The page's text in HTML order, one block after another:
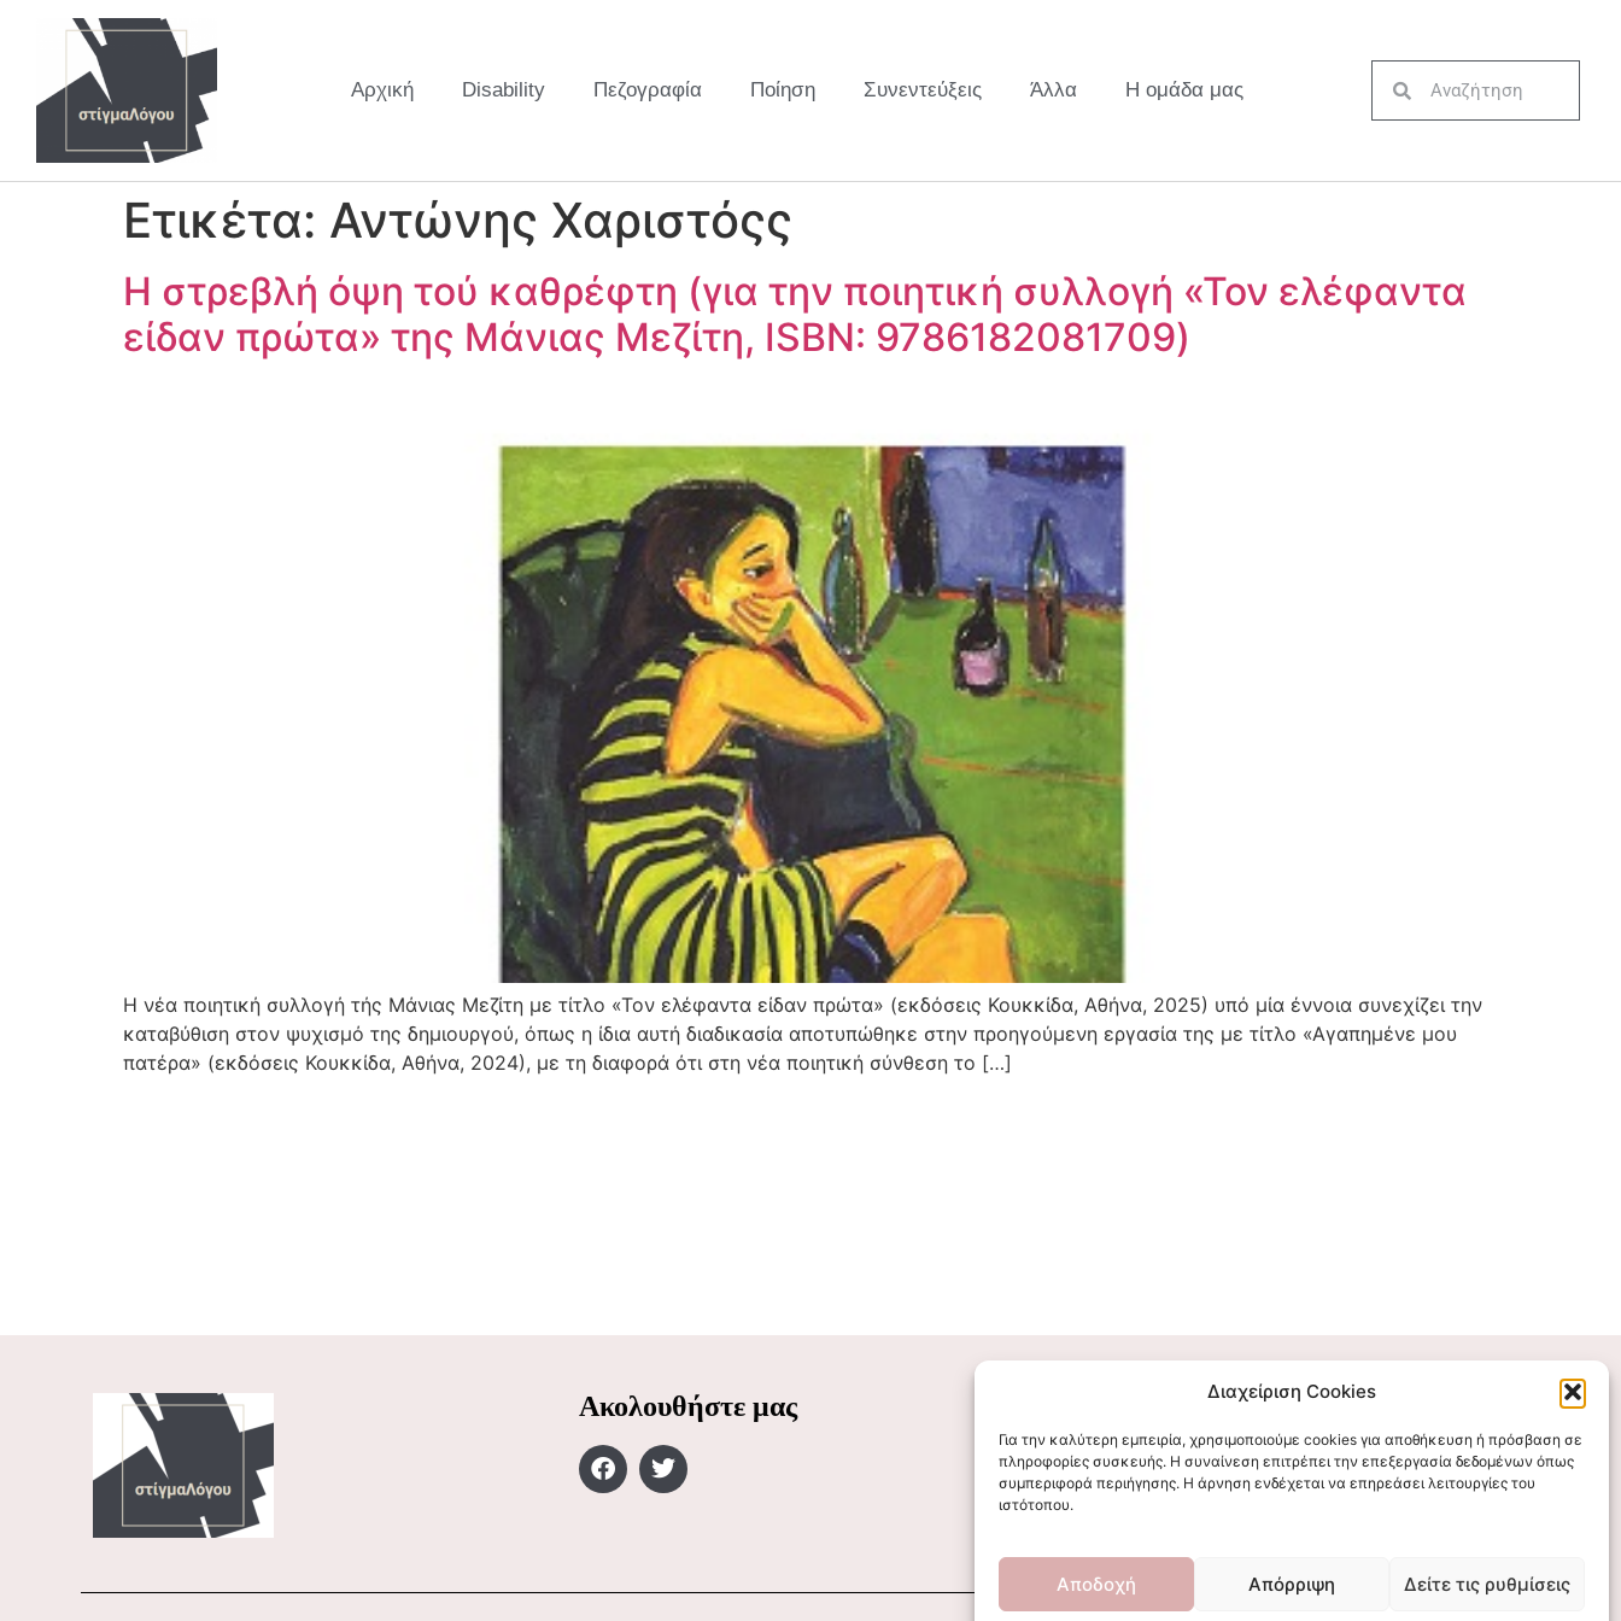
Διαχείριση Cookies
Για την καλύτερη εμπειρία, χρησιμοποιούμε cookies για αποθήκευση ή πρόσβαση σε
πληροφορίες συσκευής. Η συναίνεση επιτρέπει την επεξεργασία δεδομένων όπως
συμπεριφορά περιήγησης. Η άρνηση ενδέχεται να επηρεάσει λειτουργίες του
ιστότοπου.
Αποδοχή Απόρριψη Δείτε τις ρυθμίσεις
Αρχική Disability Πεζογραφία Ποίηση Συνεντεύξεις Άλλα Η ομάδα μας
Ετικέτα: Αντώνης Χαριστόςς
Η στρεβλή όψη τού καθρέφτη (για την ποιητική συλλογή «Τον ελέφαντα
είδαν πρώτα» της Μάνιας Μεζίτη, ISBN: 9786182081709)
Η νέα ποιητική συλλογή τής Μάνιας Μεζίτη με τίτλο «Τον ελέφαντα είδαν πρώτα» (εκδόσεις Κουκκίδα, Αθήνα, 2025) υπό μία έννοια συνεχίζει την
καταβύθιση στον ψυχισμό της δημιουργού, όπως η ίδια αυτή διαδικασία αποτυπώθηκε στην προηγούμενη εργασία της με τίτλο «Αγαπημένε μου
πατέρα» (εκδόσεις Κουκκίδα, Αθήνα, 2024), με τη διαφορά ότι στη νέα ποιητική σύνθεση το […]
Ακολουθήστε μας
stigmalogou@gmail.com